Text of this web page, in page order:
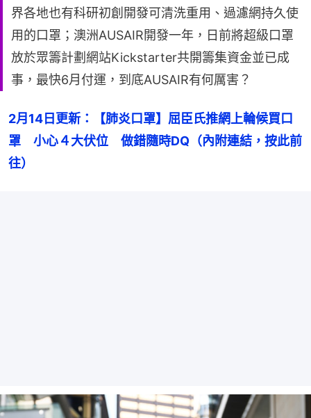
界各地也有科研初創開發可清洗重用、過濾網持久使
用的口罩；澳洲AUSAIR開發一年，日前將超級口罩
放於眾籌計劃網站Kickstarter共開籌集資金並已成
事，最快6月付運，到底AUSAIR有何厲害？
2月14日更新：【肺炎口罩】屈臣氏推網上輪候買口
罩　小心４大伏位　做錯隨時DQ（內附連結，按此前
往）